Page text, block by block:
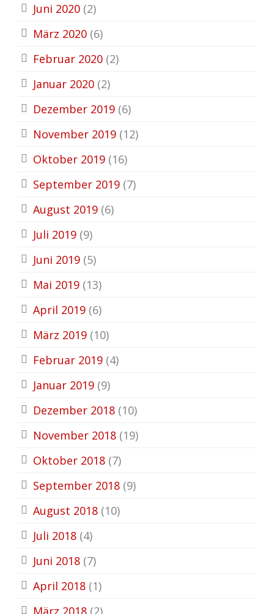
Juni 2020 (2)
März 2020 (6)
Februar 2020 (2)
Januar 2020 (2)
Dezember 2019 (6)
November 2019 (12)
Oktober 2019 (16)
September 2019 (7)
August 2019 (6)
Juli 2019 (9)
Juni 2019 (5)
Mai 2019 (13)
April 2019 (6)
März 2019 (10)
Februar 2019 (4)
Januar 2019 (9)
Dezember 2018 (10)
November 2018 (19)
Oktober 2018 (7)
September 2018 (9)
August 2018 (10)
Juli 2018 (4)
Juni 2018 (7)
April 2018 (1)
März 2018 (2)